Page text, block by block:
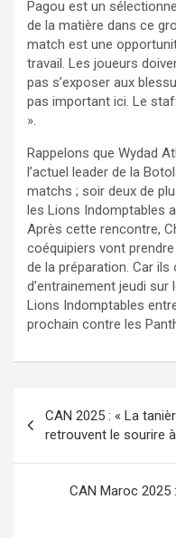
Pagou est un
de la matière dans ce
match est une
travail. Les joueurs
pas s’exposer aux
pas important ici. Le
».
Rappelons que Wydad
l’actuel leader de la
matchs ; soir deux de
les Lions Indomptables
Après cette rencontre,
coéquipiers vont
de la préparation. Car
d’entrainement jeudi
Lions Indomptables
prochain contre les
de
l’article
CAN 2025 : « La
retrouvent le sourire
CAN Maroc 2025